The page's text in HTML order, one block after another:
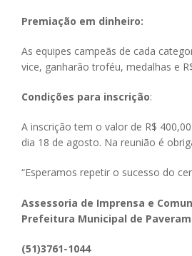
Premiação em dinheiro:
As equipes campeãs de cada
vice, ganharão troféu, medalhas e
Condições para inscrição:
A inscrição tem o valor de R$
dia 18 de agosto. Na reunião é
“Esperamos repetir o sucesso do
Assessoria de Imprensa e
Prefeitura Municipal de
(51)3761-1044